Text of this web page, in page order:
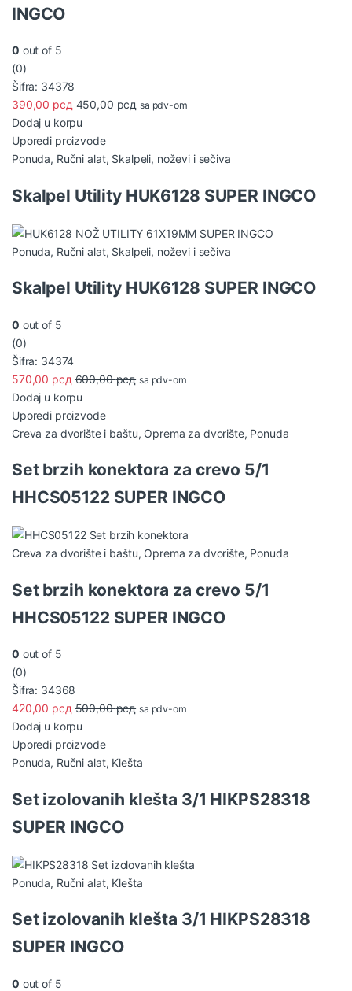
INGCO
0 out of 5
(0)
Šifra: 34378
390,00 рсд 450,00рсд sa pdv-om
Dodaj u korpu
Uporedi proizvode
Ponuda, Ručni alat, Skalpeli, noževi i sečiva
Skalpel Utility HUK6128 SUPER INGCO
Ponuda, Ručni alat, Skalpeli, noževi i sečiva
Skalpel Utility HUK6128 SUPER INGCO
0 out of 5
(0)
Šifra: 34374
570,00 рсд 600,00рсд sa pdv-om
Dodaj u korpu
Uporedi proizvode
Creva za dvorište i baštu, Oprema za dvorište, Ponuda
Set brzih konektora za crevo 5/1
HHCS05122 SUPER INGCO
Creva za dvorište i baštu, Oprema za dvorište, Ponuda
Set brzih konektora za crevo 5/1
HHCS05122 SUPER INGCO
0 out of 5
(0)
Šifra: 34368
420,00 рсд 500,00рсд sa pdv-om
Dodaj u korpu
Uporedi proizvode
Ponuda, Ručni alat, Klešta
Set izolovanih klešta 3/1 HIKPS28318
SUPER INGCO
Ponuda, Ručni alat, Klešta
Set izolovanih klešta 3/1 HIKPS28318
SUPER INGCO
0 out of 5